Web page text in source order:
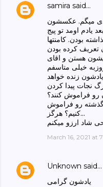
samira said…
میگم. عکسشون
یادم اومد تو پیج
بودن. کامنتها
تعریف کرده بودن
هستن و اقای
خیلی متاسفم
زنده خواهد
نجات پیدا کردن
رو فراموش کنند؟
رو فراموش
کنیم؟ هرگز...
شاد ارزو میکنم
March 16, 2021 at
Unknown said…
یادشون گرامی